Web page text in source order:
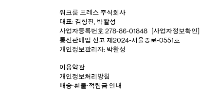
워크룸 프레스 주식회사
대표: 김형진, 박활성
사업자등록번호 278-86-01848
[사업자정보확인]
통신판매업 신고 제2024-서울종로-0551호
개인정보관리자: 박활성
이용약관
개인정보처리방침
배송‧환불‧적립금 안내